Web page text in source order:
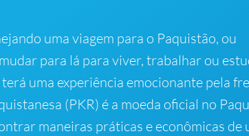
uma viagem para o Paquistão, ou
para lá para viver, trabalhar ou
uma experiência emocionante pela
(PKR) é a moeda oficial no
maneiras práticas e econômicas de